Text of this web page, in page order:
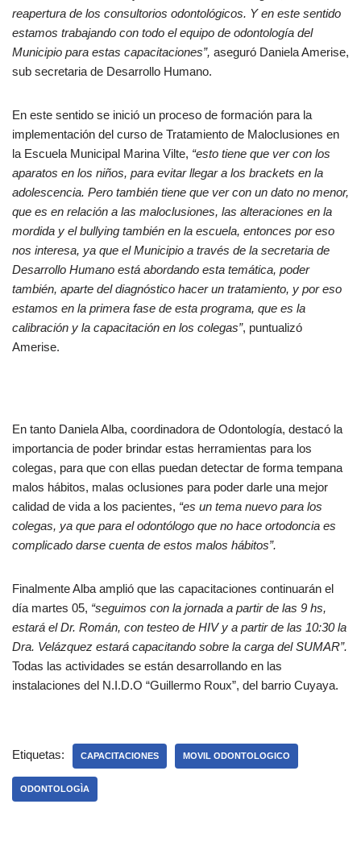
reapertura de los consultorios odontológicos. Y en este sentido
estamos trabajando con todo el equipo de odontología del
Municipio para estas capacitaciones”, aseguró Daniela Amerise,
sub secretaria de Desarrollo Humano.
En este sentido se inició un proceso de formación para la
implementación del curso de Tratamiento de Maloclusiones en
la Escuela Municipal Marina Vilte, “esto tiene que ver con los
aparatos en los niños, para evitar llegar a los brackets en la
adolescencia. Pero también tiene que ver con un dato no menor,
que es en relación a las maloclusiones, las alteraciones en la
mordida y el bullying también en la escuela, entonces por eso
nos interesa, ya que el Municipio a través de la secretaria de
Desarrollo Humano está abordando esta temática, poder
también, aparte del diagnóstico hacer un tratamiento, y por eso
estamos en la primera fase de esta programa, que es la
calibración y la capacitación en los colegas”, puntualizó
Amerise.
En tanto Daniela Alba, coordinadora de Odontología, destacó la
importancia de poder brindar estas herramientas para los
colegas, para que con ellas puedan detectar de forma tempana
malos hábitos, malas oclusiones para poder darle una mejor
calidad de vida a los pacientes, “es un tema nuevo para los
colegas, ya que para el odontólogo que no hace ortodoncia es
complicado darse cuenta de estos malos hábitos”.
Finalmente Alba amplió que las capacitaciones continuarán el
día martes 05, “seguimos con la jornada a partir de las 9 hs,
estará el Dr. Román, con testeo de HIV y a partir de las 10:30 la
Dra. Velázquez estará capacitando sobre la carga del SUMAR”.
Todas las actividades se están desarrollando en las
instalaciones del N.I.D.O “Guillermo Roux”, del barrio Cuyaya.
Etiquetas: CAPACITACIONES MOVIL ODONTOLOGICO
ODONTOLOGÌA